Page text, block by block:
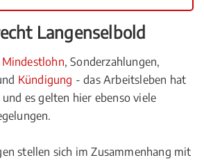
Langenselbold
Mindestlohn, Sonderzahlungen,
Kündigung - das Arbeitsleben hat
es gelten hier ebenso viele
stellen sich im Zusammenhang mit